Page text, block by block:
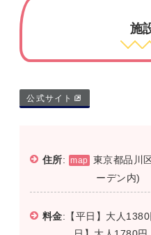
施
公式サイト
住所: map
東京都品川
ーデン内)
料金:【平日】大人